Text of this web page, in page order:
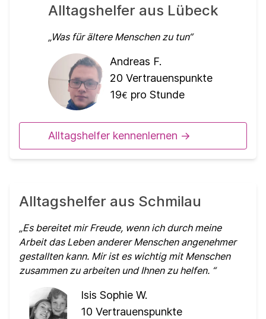
Alltagshelfer aus Lübeck
Was für ältere Menschen zu tun
Andreas F.
20 Vertrauenspunkte
19€ pro Stunde
Alltagshelfer kennenlernen ->
Alltagshelfer aus Schmilau
Es bereitet mir Freude, wenn ich durch meine
Arbeit das Leben anderer Menschen angenehmer
gestallten kann. Mir ist es wichtig mit Menschen
zusammen zu arbeiten und Ihnen zu helfen.
Isis Sophie W.
10 Vertrauenspunkte